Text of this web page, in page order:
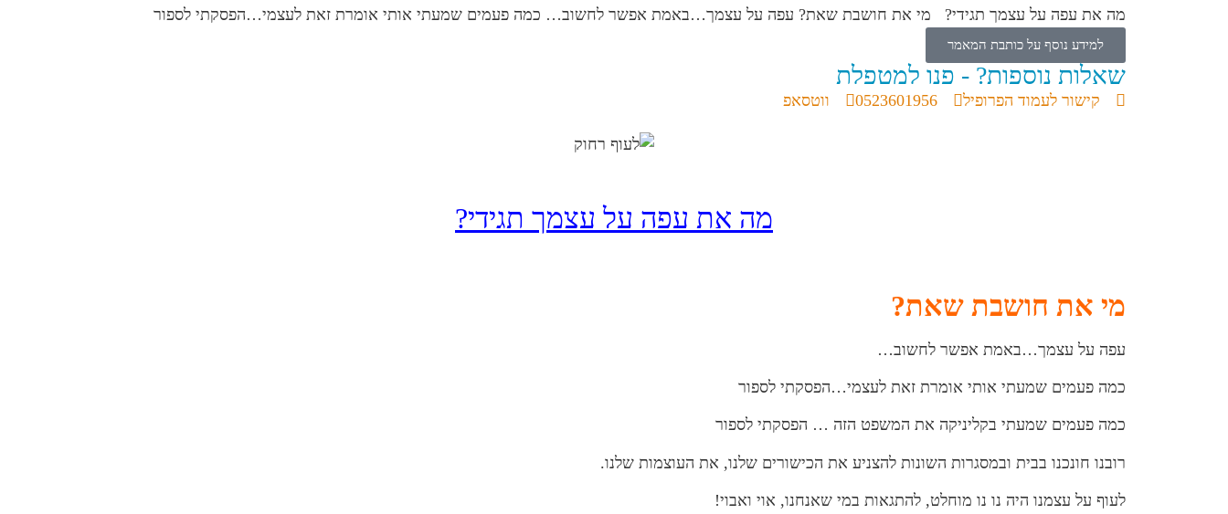
מה את עפה על עצמך תגידי? מי את חושבת שאת? עפה על עצמך…באמת אפשר לחשוב… כמה פעמים שמעתי אותי אומרת זאת לעצמי…הפסקתי לספור
למידע נוסף על כותבת המאמר
שאלות נוספות? - פנו למטפלת
קישור לעמוד הפרופיל 0523601956 ווטסאפ
מה את עפה על עצמך תגידי?
מי את חושבת שאת?
עפה על עצמך…באמת אפשר לחשוב…
כמה פעמים שמעתי אותי אומרת זאת לעצמי…הפסקתי לספור
כמה פעמים שמעתי בקליניקה את המשפט הזה … הפסקתי לספור
רובנו חונכנו בבית ובמסגרות השונות להצניע את הכישורים שלנו, את העוצמות שלנו.
לעוף על עצמנו היה נו נו מוחלט, להתגאות במי שאנחנו, אוי ואבוי!